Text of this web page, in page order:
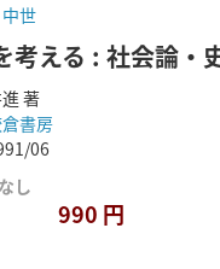
中世
考える : 社会論・
著
書房
06
し
990 円